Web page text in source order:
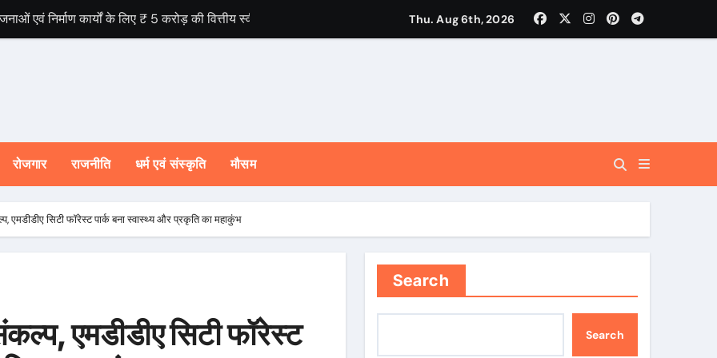
एवं निर्माण कार्यों के लिए ₹ 5 करोड़ की वित्तीय स्वीकृति।
ने लिया तत्काल संज्ञान
तरह प्रतिबद्ध, योजनाओं का लाभ बिना किसी भेदभाव के अंतिम व्यक्ति तक पहुंचेगा: मुख्यमंत्री धामी
₹2,830.07 लाख की विकास परियोजनाओं का लोकार्पण एवं शिलान्यास किया
के समयबद्ध एवं गुणवत्तापूर्ण निस्तारण के दिए सख्त निर्देश
व्यवस्था के निर्माण के लिए सरकार प्रतिबद्ध : मुख्यमंत्री
Thu. Aug 6th, 2026
रोजगार राजनीति धर्म एवं संस्कृति मौसम
एमडीडीए सिटी फॉरेस्ट पार्क बना स्वास्थ्य और प्रकृति का महाकुंभ
एमडीडीए सिटी फॉरेस्ट
Search
Search